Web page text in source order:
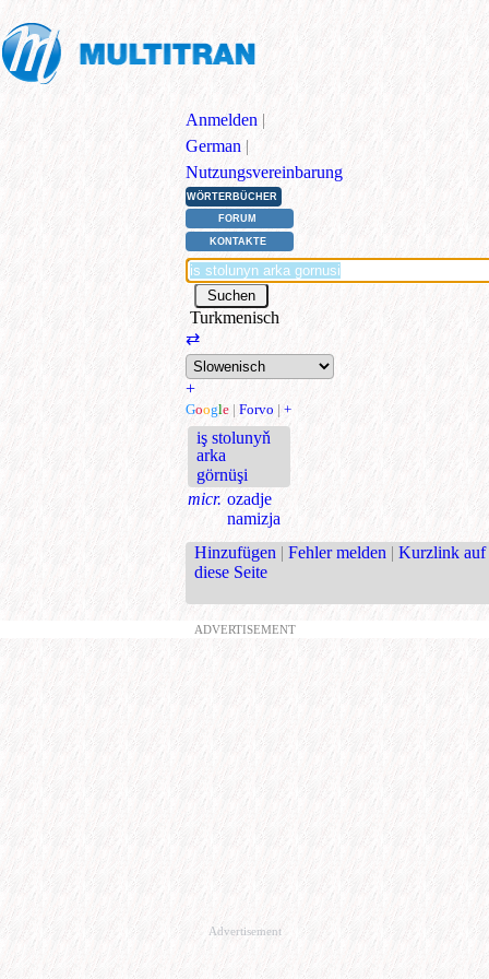
Anmelden |
German |
Nutzungsvereinbarung
WÖRTERBÜCHER
FORUM
KONTAKTE
Turkmenisch
⇄
+
Google | Forvo | +
iş stolunyň
arka
görnüşi
micr. ozadje
namizja
Hinzufügen | Fehler melden | Kurzlink auf
diese Seite
ADVERTISEMENT
Advertisement